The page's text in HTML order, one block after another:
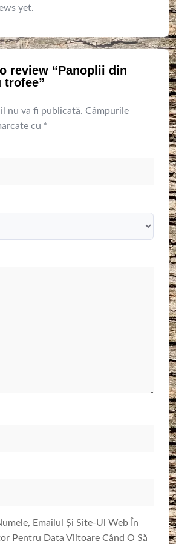
yet.
review “Panoplii din
trofee”
nu va fi publicată. Câmpurile
cu *
Emailul Și Site-Ul Web În
Pentru Data Viitoare Când O Să